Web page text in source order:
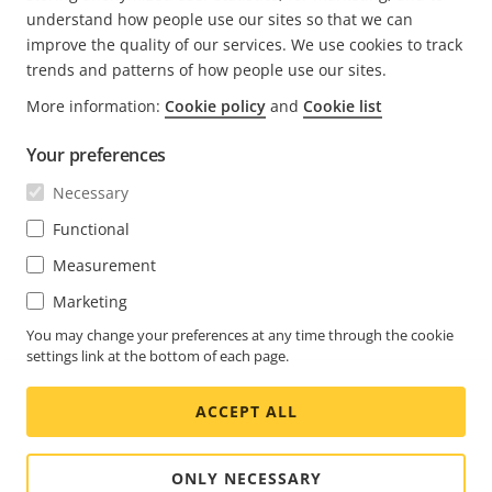
FOOTER
KONTAKT
Kontakt z nami
Experience Center
WIADOMOŚCI I HISTORIE
Opinie użytkowników
Life at Axis
Engineering at Axis
SUBSKRYBUJ
Subskrybuj biuletyn
Subskrybuj wiadomości e-mail z powiadomieniami
dotyczącymi bezpieczeństwa firmy Axis
POLAND / POLSKI MATERIAŁY PRASOWE
Social
Media
Menu
Facebook
Linkedin
Youtube
X
(Twitter)
Instagram
Cookie settings Oznaczenie
understand how people use our sites so that we can
improve the quality of our services. We use cookies to track
trends and patterns of how people use our sites.
More information: Cookie policy and Cookie list
Your preferences
Necessary
Functional
Measurement
Marketing
You may change your preferences at any time through the cookie
settings link at the bottom of each page.
ACCEPT ALL
ONLY NECESSARY